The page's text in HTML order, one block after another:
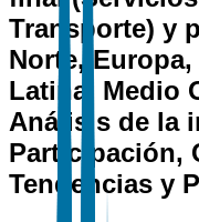
Transporte) y
Norte,
Latina, Medio
Análisis de la
Participación,
Tendencias y